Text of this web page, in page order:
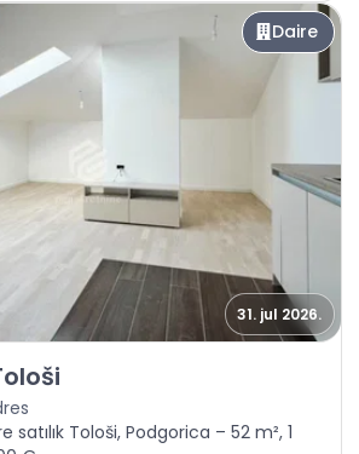
Daire
31. jul 2026.
Tološi
satılık Tološi, Podgorica – 52 m², 1